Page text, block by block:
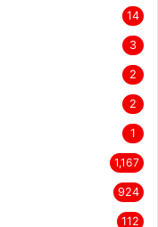
14
3
2
2
1
1,167
924
112